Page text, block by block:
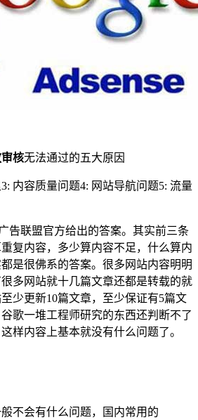
核无法通过的五大原因
内容质量问题4: 网站导航问题5: 流量
告联盟官方给出的答案。其实前三条
复内容，多少算内容不足，什么算内
是很佛系的答案。很多网站内容明明
多网站就十几篇文章还都是转载的就
少更新10篇文章，至少保证有5篇文
歌一堆工程师研究的东西还判断不了
样内容上基本就没有什么问题了。
不会有什么问题，国内常用的